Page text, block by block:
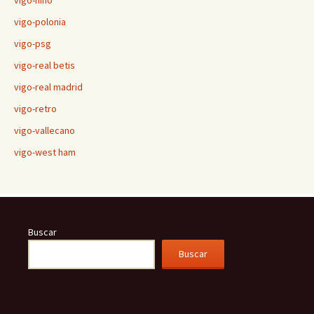
vigo-polonia
vigo-psg
vigo-real betis
vigo-real madrid
vigo-retro
vigo-vallecano
vigo-west ham
Buscar
Buscar